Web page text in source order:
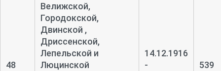
48
Велижской,
Городокской,
Двинской ,
Дриссенской,
Лепельской и
Люцинской
14.12.1916
-
539